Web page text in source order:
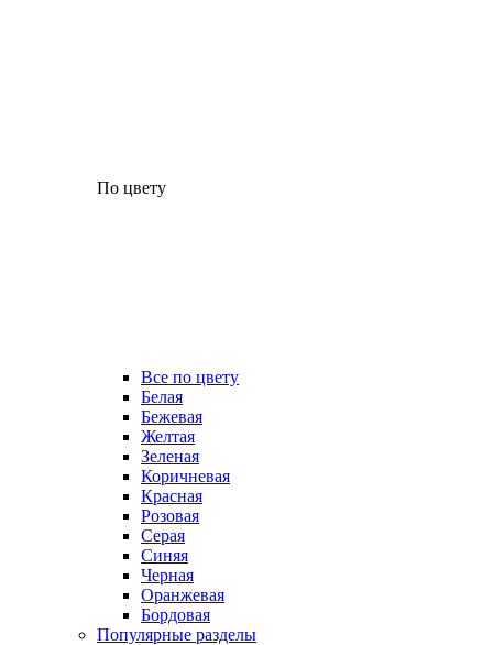
По цвету
Все по цвету
Белая
Бежевая
Желтая
Зеленая
Коричневая
Красная
Розовая
Серая
Синяя
Черная
Оранжевая
Бордовая
Популярные разделы